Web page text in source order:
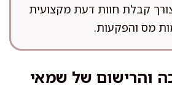
קבלת חוות דעת מקצועית
מס והפקעות.
והרישום של שמאי